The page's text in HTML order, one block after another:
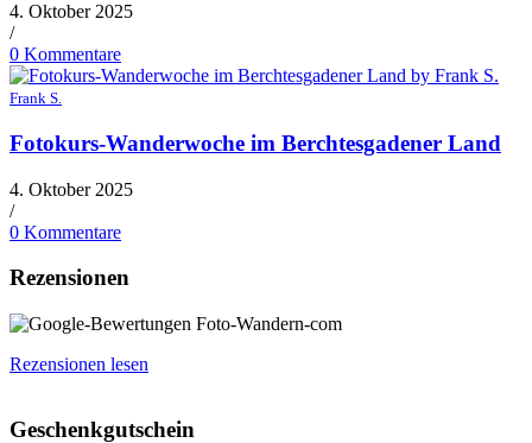
4. Oktober 2025
/
0 Kommentare
Frank S.
Fotokurs-Wanderwoche im Berchtesgadener Land
4. Oktober 2025
/
0 Kommentare
Rezensionen
Rezensionen lesen
Geschenkgutschein